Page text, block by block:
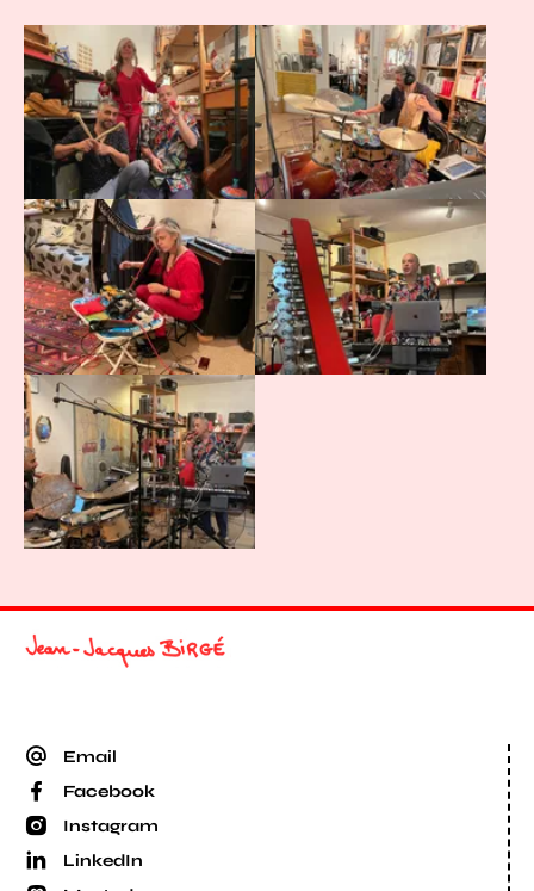
Agrandir Agrandir
Agrandir Agrandir
Agrandir
Email
Facebook
Instagram
LinkedIn